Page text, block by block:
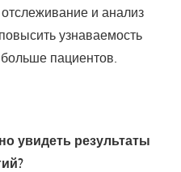
и анализ
узнаваемость
пациентов.
увидеть результаты